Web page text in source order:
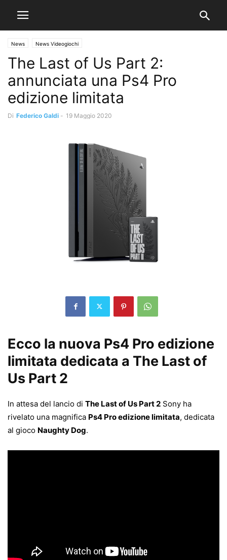
News News Videogiochi
The Last of Us Part 2:
annunciata una Ps4 Pro
edizione limitata
Di Federico Galdi - 19 Maggio 2020
Ecco la nuova Ps4 Pro edizione
limitata dedicata a The Last of
Us Part 2
In attesa del lancio di The Last of Us Part 2 Sony ha
rivelato una magnifica Ps4 Pro edizione limitata, dedicata
al gioco Naughty Dog.